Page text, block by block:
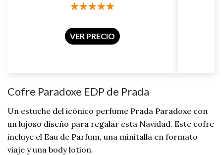
VER PRECIO
Cofre Paradoxe EDP de Prada
Un estuche del icónico perfume Prada Paradoxe con
un lujoso diseño para regalar esta Navidad. Este cofre
incluye el Eau de Parfum, una minitalla en formato
viaje y una body lotion.